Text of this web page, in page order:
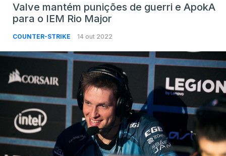
Valve mantém punições de guerri e ApokA
para o IEM Rio Major
COUNTER-STRIKE 14 out 2022